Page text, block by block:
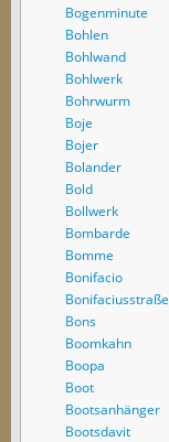
Bogenminute
Bohlen
Bohlwand
Bohlwerk
Bohrwurm
Boje
Bojer
Bolander
Bold
Bollwerk
Bombarde
Bomme
Bonifacio
Bonifaciusstraße
Bons
Boomkahn
Boopa
Boot
Bootsanhänger
Bootsdavit